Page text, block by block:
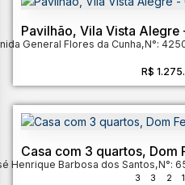
Pavilhão, Vila Vista Alegre
R$
General Flores da Cunha,N°:
Casa com 3 quartos, Dom
Henrique Barbosa dos Santos,N°:
3 3 2 1